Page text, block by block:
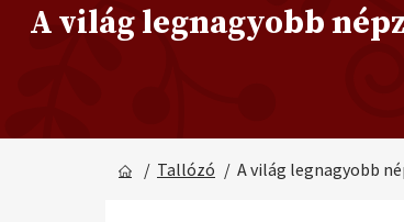
A világ legnagyobb
/ Tallózó / A világ legnagyobb